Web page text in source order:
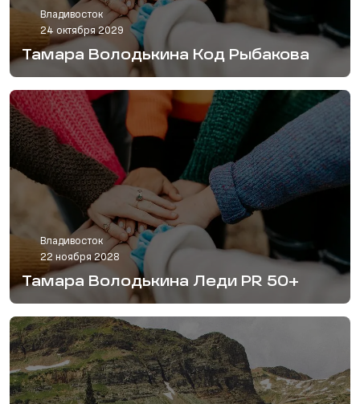
Владивосток
24 октября 2029
Тамара Володькина Код Рыбакова
Владивосток
22 ноября 2028
Тамара Володькина Леди PR 50+